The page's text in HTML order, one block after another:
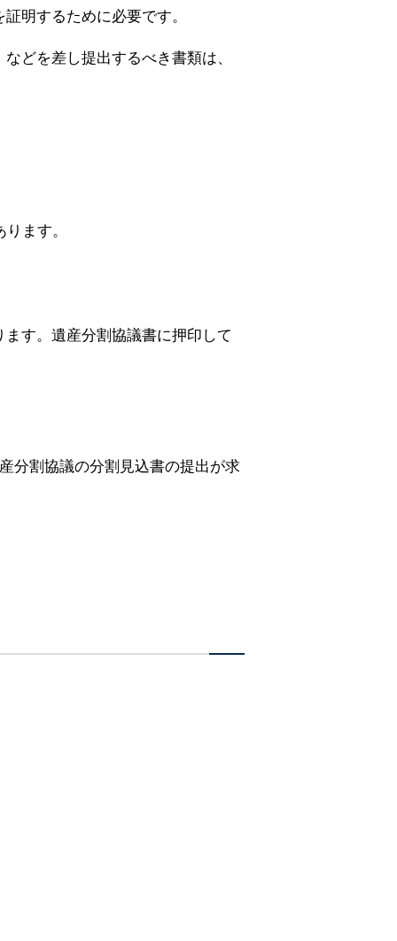
明するために必要です。
どを差し提出するべき書類は、
ます。
す。遺産分割協議書に押印して
分割協議の分割見込書の提出が求